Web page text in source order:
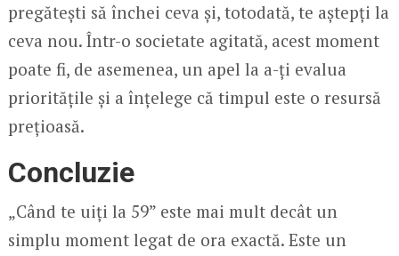
pregătești să închei ceva și, totodată, te aștepți la
ceva nou. Într-o societate agitată, acest moment
poate fi, de asemenea, un apel la a-ți evalua
prioritățile și a înțelege că timpul este o resursă
prețioasă.
Concluzie
„Când te uiți la 59” este mai mult decât un
simplu moment legat de ora exactă. Este un